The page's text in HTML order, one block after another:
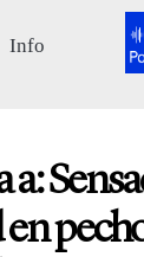
a: